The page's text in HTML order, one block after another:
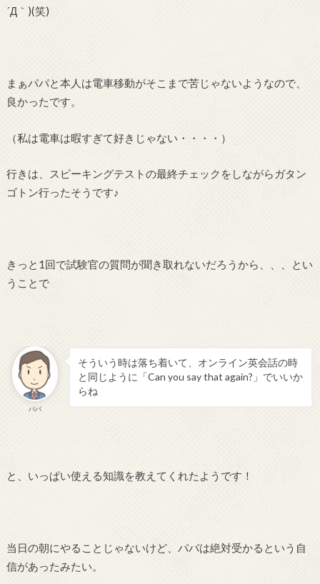
´Д｀)(笑)
まぁパパと本人は電車移動がそこまで苦じゃないようなので、
良かったです。
（私は電車は暇すぎて好きじゃない・・・・）
行きは、スピーキングテストの最終チェックをしながらガタン
ゴトン行ったそうです♪
きっと1回で試験官の質問が聞き取れないだろうから、、、とい
うことで
パパ
そういう時は落ち着いて、オンライン英会話の時
と同じように「Can you say that again?」でいいか
らね
と、いっぱい使える知識を教えてくれたようです！
当日の朝にやることじゃないけど、パパは絶対受かるという自
信があったみたい。